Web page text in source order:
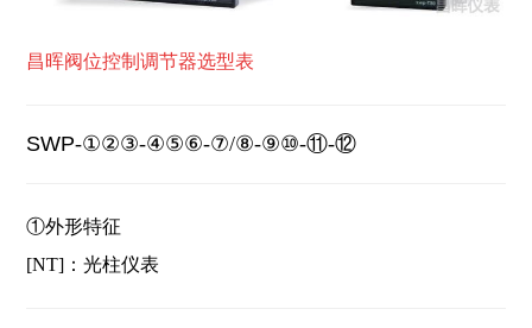
昌晖阀位控制调节器选型表
SWP-①②③-④⑤⑥-⑦/⑧-⑨⑩-⑪-⑫
①外形特征
[NT]：光柱仪表